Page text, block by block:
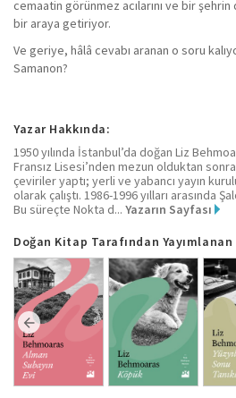
cemaatin görünmez acılarını ve bir
bir araya getiriyor.
Ve geriye, hâlâ cevabı aranan o soru
Samanon?
Yazar Hakkında:
1950 yılında İstanbul’da doğan Liz
Fransız Lisesi’nden mezun olduktan
çeviriler yaptı; yerli ve yabancı yayın
olarak çalıştı. 1986-1996 yılları arasında
Bu süreçte Nokta d... Yazarın Sayfası
Doğan Kitap Tarafından Yayımlanan